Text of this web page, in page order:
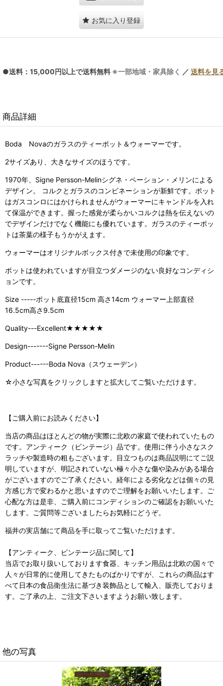
お気に入り登録
●送料：15,000円以上で送料無料 ※一部地域・家具除く ／ 送料を見
商品詳細
Boda Novaのガラスのティーポット＆ウォーマーです。
2サイズあり、大きなサイズのほうです。
1970年、Signe Persson-Melinシグネ・ペーション・メリンによる
デザイン。 コルクとガラスのコンビネーションが新鮮です。ポット
はガスコンロにはかけられませんがウォーマーにキャンドルを入れ
て保温ができます。握った感覚が柔らかいコルクは熱を伝えないの
でデザインだけでなく機能にも優れています。ガラスのティーポッ
トは茶葉の様子もうかがえます。
ウォーマーはオリジナルボックス付きで未使用の印象です。
ポットは使われていますが目立つダメージのない良好なコンディシ
ョンです。
Size -----ポット底直径15cm 高さ14cm ウォーマー上部直径
16.5cm高さ9.5cm
Quality---Excellent★★★★★
Design-------Signe Persson-Melin
Product------Boda Nova（スウェーデン）
☆小さな写真をクリックしますと拡大してご覧いただけます。
【ご購入前にお読みください】
当店の商品はほとんどの物が実際に北欧の家庭で使われていたもの
です。アンティーク（ビンテージ）品です。使用に伴う小さなスク
ラッチや製造時の粗もございます。目立つものは商品説明にてご説
明していますが、明記されていない極々小さな傷や染みがある場合
がございますのでご了承ください。経年による劣化などは個々の見
方感じ方で変わるかと思いますのでご理解をお願いいたします。ご
心配な方は是非、ご購入前にコンディションのご確認をお願いいた
します。ご質問等ございましたらお気軽にどうぞ。
福井の実店舗にて商品を手に取ってご覧いただけます。
【アンティーク、ビンテージ品に関して】
当店でお取り扱いしております食器、キッチン用品は北欧の国々で
人々が日常的に使用してきたものばかりですが、これらの商品はす
べて日本の食品衛生法に基づき装飾品として輸入、販売しておりま
す。ご了承の上、ご注文下さいますようお願い致します。
他の写真